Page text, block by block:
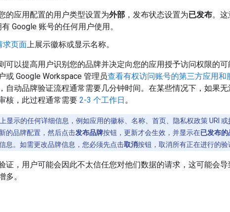
的应用配置的用户类型设置为外部 ，发布状态设置为已发布。
Google 账号的任何用户使用。
求页面上展示徽标或显示名称。
可以提高用户识别您的品牌并决定向您的应用授予访问权限的
或 Google Workspace 管理员查看有权访问账号的第三方应用和
自动品牌验证流程通常需要几分钟时间。在某些情况下，如果
核，此过程通常需要 2-3 个工作日。
上显示的任何详细信息，例如应用的徽标、名称、首页、隐私权政策 URI 或
的品牌配置，然后点击发布品牌按钮，更新才会生效，并显示在已发布的
息。如需更改品牌信息，您必须先点击取消按钮，取消所有正在进行的验
证，用户可能会因此不太信任您对他们数据的请求，这可能会
多。